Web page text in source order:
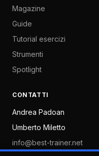
Magazine
Guide
Tutorial esercizi
Strumenti
Spotlight
CONTATTI
Andrea Padoan
Umberto Miletto
info@best-trainer.net